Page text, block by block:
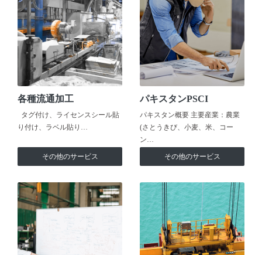
各種流通加工
タグ付け、ライセンスシール貼
り付け、ラベル貼り…
その他のサービス
パキスタンPSCI
パキスタン概要 主要産業：農業
(さとうきび、小麦、米、コー
ン…
その他のサービス